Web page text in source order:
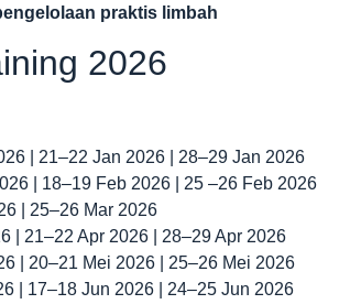
praktis limbah
2026
| 21–22 Jan 2026 | 28–29 Jan 2026
| 18–19 Feb 2026 | 25 –26 Feb 2026
| 25–26 Mar 2026
| 21–22 Apr 2026 | 28–29 Apr 2026
| 20–21 Mei 2026 | 25–26 Mei 2026
| 17–18 Jun 2026 | 24–25 Jun 2026